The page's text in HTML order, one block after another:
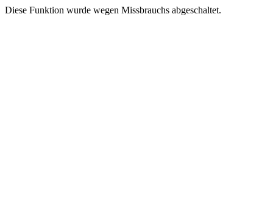
Diese Funktion wurde wegen Missbrauchs abgeschaltet.